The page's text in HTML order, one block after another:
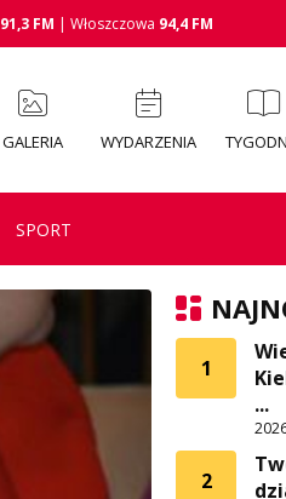
91,3 FM | Włoszczowa 94,4 FM
GALERIA WYDARZENIA
SPORT
1
...
2